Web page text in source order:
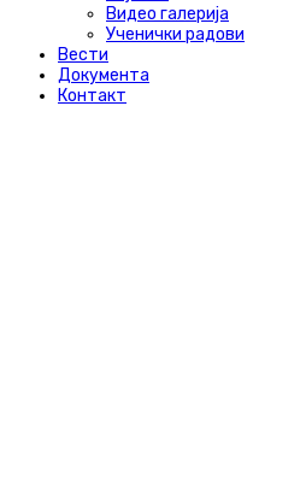
Видео галерија
Ученички радови
Вести
Документа
Контакт